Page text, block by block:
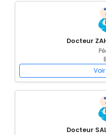
Docteur
Docteur